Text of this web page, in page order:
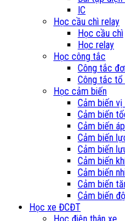
IC
Học cầu chì relay
Học cầu chì
Học relay
Học công tắc
Công tắc
Công tắc tổ
Học cảm biến
Cảm biến
Cảm biến
Cảm biến
Cảm biến
Cảm biến
Cảm biến
Cảm biến
Cảm biến
Cảm biến
Học xe ĐCĐT